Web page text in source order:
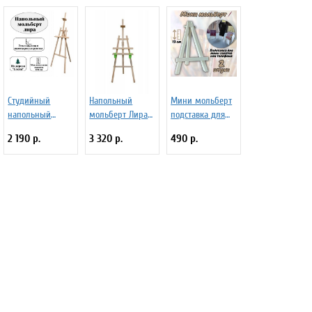
Студийный
напольный
Малевичъ
"Симпл"
2 190 р.
Напольный
мольберт Лира
"Комфорт"
3 320 р.
Мини мольберт
подставка для
SoulArt белый, 2
штуки
490 р.